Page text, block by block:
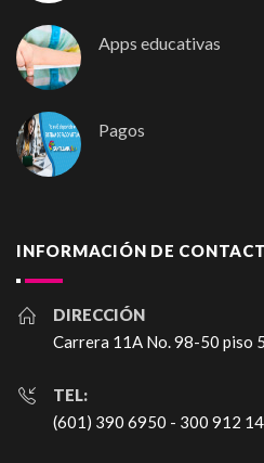
Apps educativas
Pagos
INFORMACIÓN DE
DIRECCIÓN
Carrera 11A No. 98-50 piso
TEL:
(601) 390 6950 - 300 912